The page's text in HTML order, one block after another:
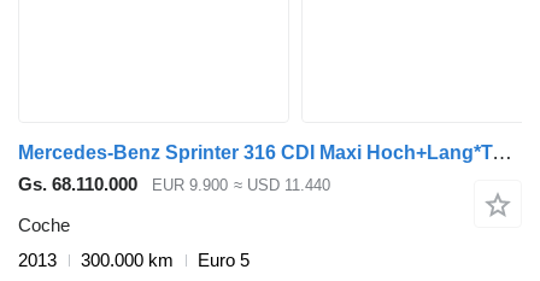
Mercedes-Benz Sprinter 316 CDI Maxi Hoch+Lang*Tempomat+Klima*
Gs. 68.110.000 EUR 9.900 ≈ USD 11.440
Coche
2013
300.000 km Euro 5